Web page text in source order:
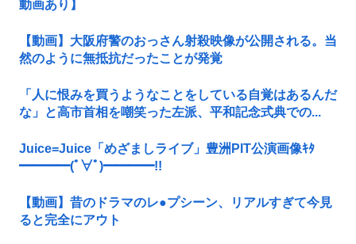
動画あり】
【動画】大阪府警のおっさん射殺映像が公開される。当
然のように無抵抗だったことが発覚
「人に恨みを買うようなことをしている自覚はあるんだ
な」と高市首相を嘲笑った左派、平和記念式典での...
Juice=Juice「めざましライブ」豊洲PIT公演画像ｷﾀ
━━━━(ﾟ∀ﾟ)━━━━!!
【動画】昔のドラマのレ●プシーン、リアルすぎて今見
ると完全にアウト